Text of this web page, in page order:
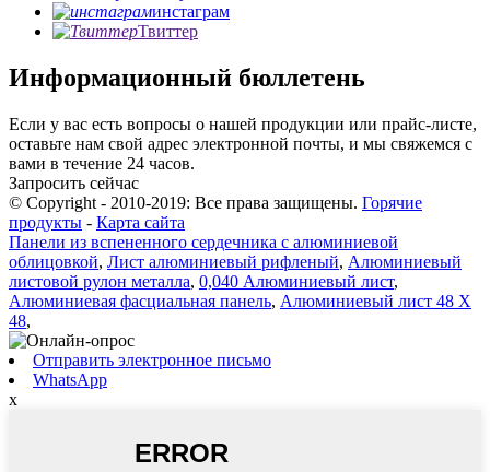
инстаграм
Твиттер
Информационный бюллетень
Если у вас есть вопросы о нашей продукции или прайс-листе,
оставьте нам свой адрес электронной почты, и мы свяжемся с
вами в течение 24 часов.
Запросить сейчас
© Copyright - 2010-2019: Все права защищены. Горячие
продукты - Карта сайта
Панели из вспененного сердечника с алюминиевой
облицовкой, Лист алюминиевый рифленый, Алюминиевый
листовой рулон металла, 0,040 Алюминиевый лист,
Алюминиевая фасциальная панель, Алюминиевый лист 48 X
48,
Отправить электронное письмо
WhatsApp
x